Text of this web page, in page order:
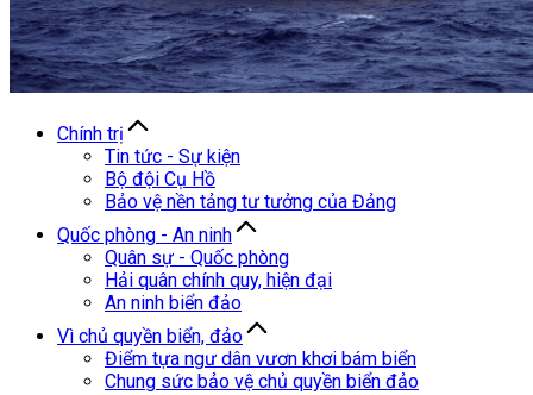
Chính trị
Tin tức - Sự kiện
Bộ đội Cụ Hồ
Bảo vệ nền tảng tư tưởng của Đảng
Quốc phòng - An ninh
Quân sự - Quốc phòng
Hải quân chính quy, hiện đại
An ninh biển đảo
Vì chủ quyền biển, đảo
Điểm tựa ngư dân vươn khơi bám biển
Chung sức bảo vệ chủ quyền biển đảo